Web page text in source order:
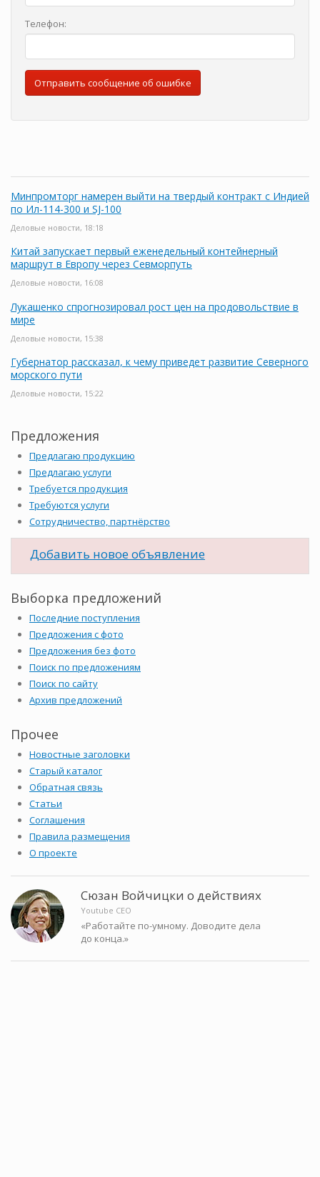
Телефон:
Отправить сообщение об ошибке
Минпромторг намерен выйти на твердый контракт с Индией
по Ил-114-300 и SJ-100
Деловые новости, 18:18
Китай запускает первый еженедельный контейнерный
маршрут в Европу через Севморпуть
Деловые новости, 16:08
Лукашенко спрогнозировал рост цен на продовольствие в
мире
Деловые новости, 15:38
Губернатор рассказал, к чему приведет развитие Северного
морского пути
Деловые новости, 15:22
Предложения
Предлагаю продукцию
Предлагаю услуги
Требуется продукция
Требуются услуги
Сотрудничество, партнёрство
Добавить новое объявление
Выборка предложений
Последние поступления
Предложения с фото
Предложения без фото
Поиск по предложениям
Поиск по сайту
Архив предложений
Прочее
Новостные заголовки
Старый каталог
Обратная связь
Статьи
Соглашения
Правила размещения
О проекте
Сюзан Войчицки о действиях
Youtube CEO
«Работайте по-умному. Доводите дела
до конца.»